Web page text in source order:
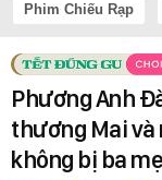
Phim Chiếu Rạp
Phương Anh
thương Mai và
không bị ba